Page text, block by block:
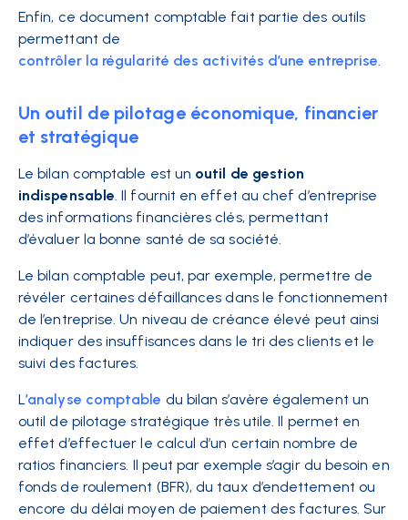
Enfin, ce document comptable fait partie des outils
permettant de
contrôler la régularité des activités d’une entreprise
Un outil de pilotage économique, financier
et stratégique
Le bilan comptable est un outil de gestion
indispensable . Il fournit en effet au chef d’entreprise
des informations financières clés, permettant
d’évaluer la bonne santé de sa société.
Le bilan comptable peut, par exemple, permettre de
révéler certaines défaillances dans le fonctionnement
de l’entreprise. Un niveau de créance élevé peut ainsi
indiquer des insuffisances dans le tri des clients et le
suivi des factures.
L’analyse comptable du bilan s’avère également un
outil de pilotage stratégique très utile. Il permet en
effet d’effectuer le calcul d’un certain nombre de
ratios financiers. Il peut par exemple s’agir du besoin en
fonds de roulement (BFR), du taux d’endettement ou
encore du délai moyen de paiement des factures. Sur